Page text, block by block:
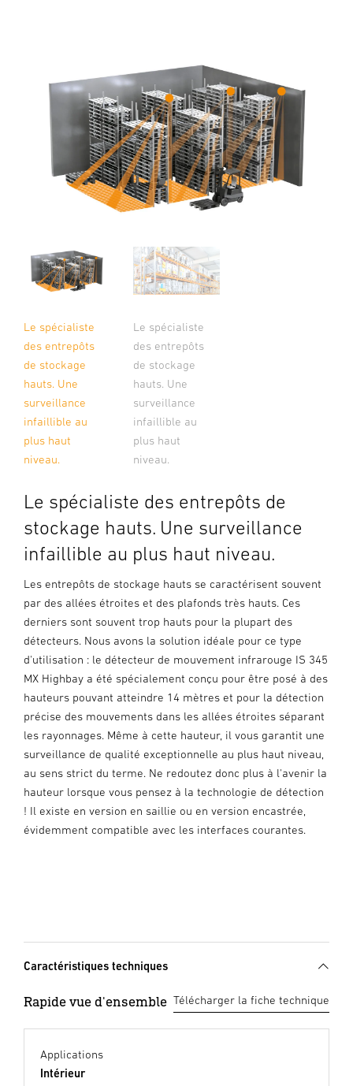
Le spécialiste
des entrepôts
de stockage
hauts. Une
surveillance
infaillible au
plus haut
niveau.
Le spécialiste
des entrepôts
de stockage
hauts. Une
surveillance
infaillible au
plus haut
niveau.
Le spécialiste des entrepôts de
stockage hauts. Une surveillance
infaillible au plus haut niveau.
Les entrepôts de stockage hauts se caractérisent souvent
par des allées étroites et des plafonds très hauts. Ces
derniers sont souvent trop hauts pour la plupart des
détecteurs. Nous avons la solution idéale pour ce type
d'utilisation : le détecteur de mouvement infrarouge IS 345
MX Highbay a été spécialement conçu pour être posé à des
hauteurs pouvant atteindre 14 mètres et pour la détection
précise des mouvements dans les allées étroites séparant
les rayonnages. Même à cette hauteur, il vous garantit une
surveillance de qualité exceptionnelle au plus haut niveau,
au sens strict du terme. Ne redoutez donc plus à l'avenir la
hauteur lorsque vous pensez à la technologie de détection
! Il existe en version en saillie ou en version encastrée,
évidemment compatible avec les interfaces courantes.
Caractéristiques techniques
Rapide vue d'ensemble Télécharger la fiche technique
Applications
Intérieur